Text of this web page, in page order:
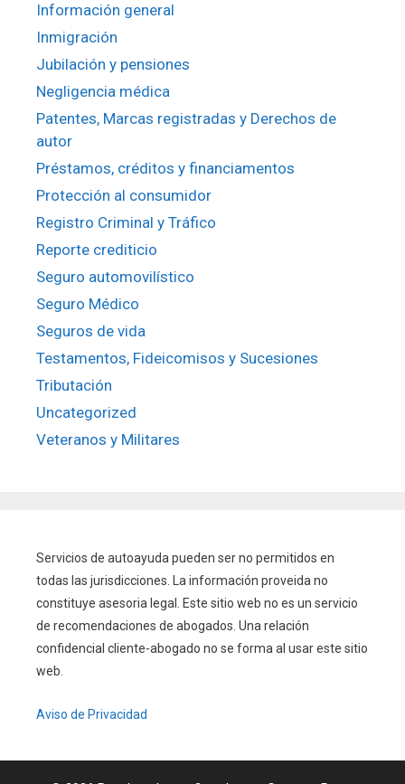
Información general
Inmigración
Jubilación y pensiones
Negligencia médica
Patentes, Marcas registradas y Derechos de
autor
Préstamos, créditos y financiamentos
Protección al consumidor
Registro Criminal y Tráfico
Reporte crediticio
Seguro automovilístico
Seguro Médico
Seguros de vida
Testamentos, Fideicomisos y Sucesiones
Tributación
Uncategorized
Veteranos y Militares
Servicios de autoayuda pueden ser no permitidos en
todas las jurisdicciones. La información proveida no
constituye asesoria legal. Este sitio web no es un servicio
de recomendaciones de abogados. Una relación
confidencial cliente-abogado no se forma al usar este sitio
web.
Aviso de Privacidad